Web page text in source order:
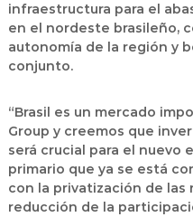
infraestructura para el
en el nordeste brasileño,
autonomía de la región y
conjunto.
“Brasil es un mercado
Group y creemos que
será crucial para el nuevo
primario que ya se está
con la privatización de las
reducción de la